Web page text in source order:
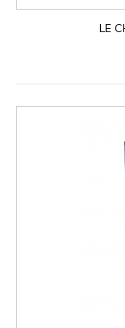
LE